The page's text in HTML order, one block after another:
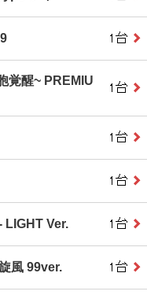
覚醒~ PREMIU
LIGHT Ver.
風 99ver.